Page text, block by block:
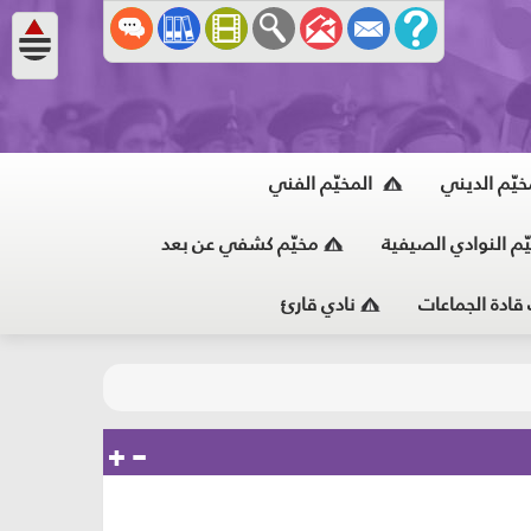
الديني المخيّم الفني
النوادي الصيفية مخيّم كشفي عن بعد
الجماعات نادي قارئ